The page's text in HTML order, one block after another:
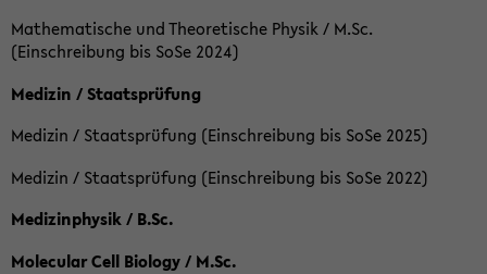
Mathematische und Theoretische Physik / M.Sc.
(Einschreibung bis SoSe 2024)
Medizin / Staatsprüfung
Medizin / Staatsprüfung (Einschreibung bis SoSe 2025)
Medizin / Staatsprüfung (Einschreibung bis SoSe 2022)
Medizinphysik / B.Sc.
Molecular Cell Biology / M.Sc.